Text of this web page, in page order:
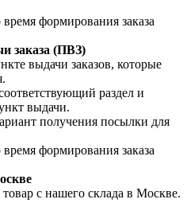
формирования заказа
заказа (ПВЗ)
выдачи заказов, которые
раздел и
выдачи.
получения посылки для
формирования заказа
с нашего склада в Москве.